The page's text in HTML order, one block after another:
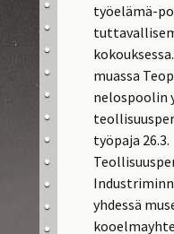
työelämä-
muassa
nelospoolin
työpaja 26.3.
yhdessä